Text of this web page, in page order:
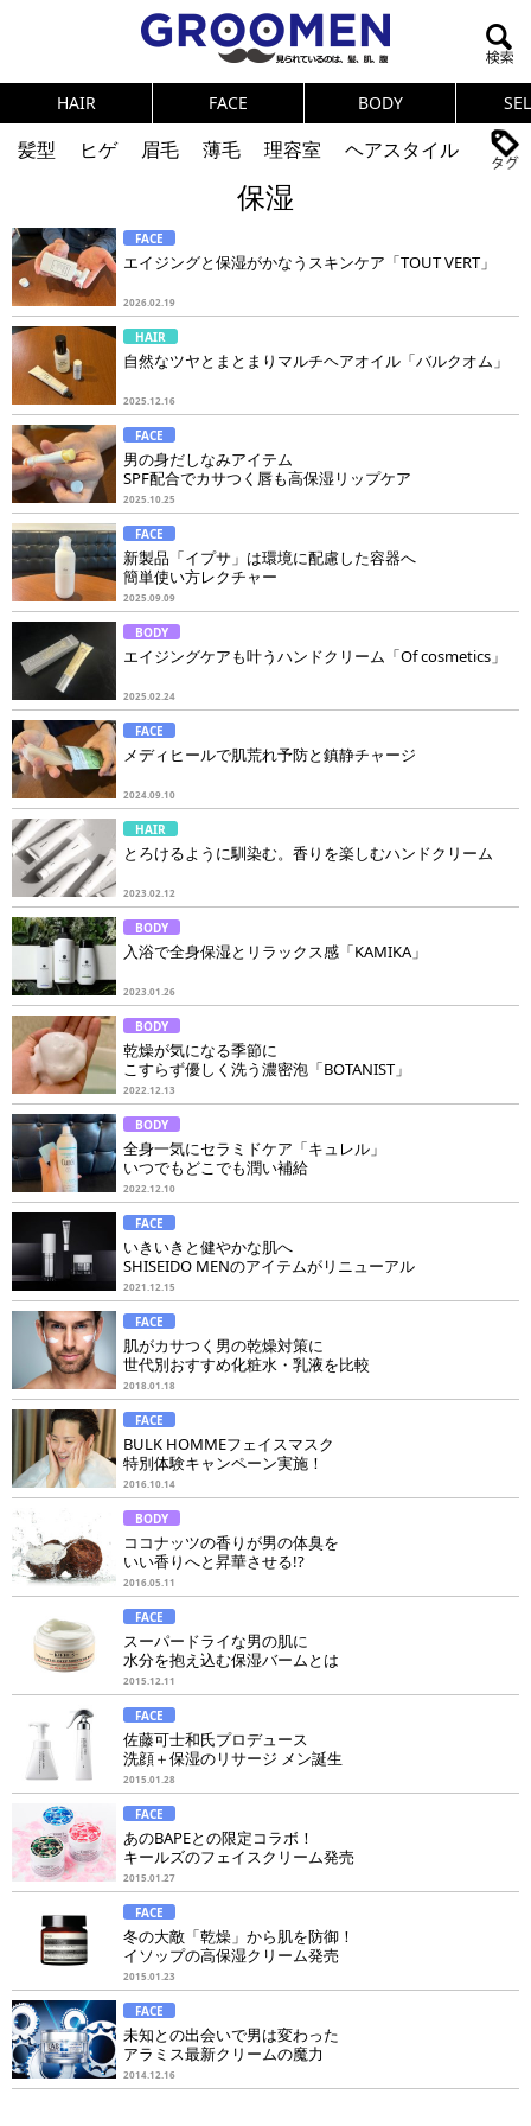
HAIR FACE BODY
髪型 ヒゲ 眉毛 薄毛 理容室
ヘアスタイル
ニオイ
メンズコスメ
NEWS PICK UP 筋肉
女の本音
テストステロン
海外セレブ
健康
スキンケア 食事
調査結果
トレーニング
好印象な男
頭皮ケア
ダイエット
理容室
保湿
FACE
エイジングと保湿がかなうスキンケア「TOUT VERT」
2026.02.19
HAIR
自然なツヤとまとまりマルチヘアオイル「バルクオム」
2025.12.16
FACE
男の身だしなみアイテム
SPF配合でカサつく唇も高保湿リップケア
2025.10.25
FACE
新製品「イプサ」は環境に配慮した容器へ
簡単使い方レクチャー
2025.09.09
BODY
エイジングケアも叶うハンドクリーム「Of cosmetics」
2025.02.24
FACE
メディヒールで肌荒れ予防と鎮静チャージ
2024.09.10
HAIR
とろけるように馴染む。香りを楽しむハンドクリーム
2023.02.12
BODY
入浴で全身保湿とリラックス感「KAMIKA」
2023.01.26
BODY
乾燥が気になる季節に
こすらず優しく洗う濃密泡「BOTANIST」
2022.12.13
BODY
全身一気にセラミドケア「キュレル」
いつでもどこでも潤い補給
2022.12.10
FACE
いきいきと健やかな肌へ
SHISEIDO MENのアイテムがリニューアル
2021.12.15
FACE
肌がカサつく男の乾燥対策に
世代別おすすめ化粧水・乳液を比較
2018.01.18
FACE
BULK HOMMEフェイスマスク
特別体験キャンペーン実施！
2016.10.14
BODY
ココナッツの香りが男の体臭を
いい香りへと昇華させる!?
2016.05.11
FACE
スーパードライな男の肌に
水分を抱え込む保湿バームとは
2015.12.11
FACE
佐藤可士和氏プロデュース
洗顔＋保湿のリサージ メン誕生
2015.01.28
FACE
あのBAPEとの限定コラボ！
キールズのフェイスクリーム発売
2015.01.27
FACE
冬の大敵「乾燥」から肌を防御！
イソップの高保湿クリーム発売
2015.01.23
FACE
未知との出会いで男は変わった
アラミス最新クリームの魔力
2014.12.16